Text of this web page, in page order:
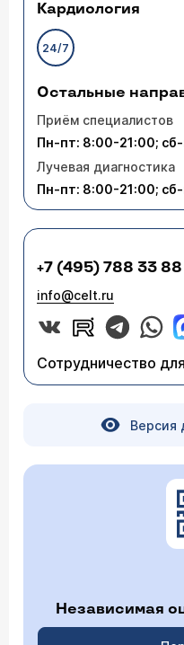
Кардиология
24/7
Остальные
Приём специалистов
Пн-пт: 8:00-21:00;
Лучевая диагностика
Пн-пт: 8:00-21:00;
+7 (495) 788 33 88
info@celt.ru
Сотрудничество
Версия
Независимая